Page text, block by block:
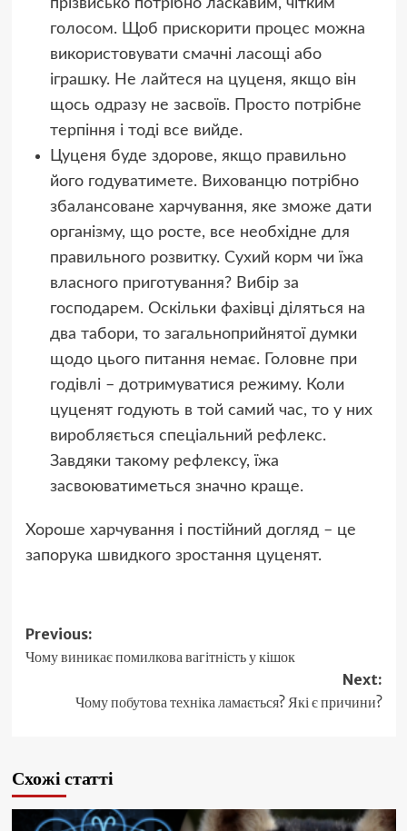
прізвисько потрібно ласкавим, чітким
голосом. Щоб прискорити процес можна
використовувати смачні ласощі або
іграшку. Не лайтеся на цуценя, якщо він
щось одразу не засвоїв. Просто потрібне
терпіння і тоді все вийде.
Цуценя буде здорове, якщо правильно
його годуватимете. Вихованцю потрібно
збалансоване харчування, яке зможе дати
організму, що росте, все необхідне для
правильного розвитку. Сухий корм чи їжа
власного приготування? Вибір за
господарем. Оскільки фахівці діляться на
два табори, то загальноприйнятої думки
щодо цього питання немає. Головне при
годівлі – дотримуватися режиму. Коли
цуценят годують в той самий час, то у них
виробляється спеціальний рефлекс.
Завдяки такому рефлексу, їжа
засвоюватиметься значно краще.
Хороше харчування і постійний догляд – це
запорука швидкого зростання цуценят.
Post
navigation
Previous:
Чому виникає помилкова вагітність у кішок
Next:
Чому побутова техніка ламається? Які є причини?
Схожі статті